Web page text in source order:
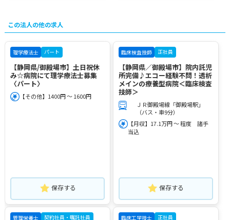
この法人の他の求人
理学療法士 パート
【静岡県/御殿場市】土日祝休
み☆病院にて理学療法士募集
〈パート〉
【その他】1400円 ～ 1600円
保存する
臨床検査技師 正社員
【静岡県／御殿場市】院内託児
所完備♪エコー経験不問！透析
メインの療養型病院＜臨床検査
技師＞
ＪＲ御殿場線「御殿場駅」
（バス・車9分）
【月収】17.1万円 ～ 程度 諸手
当込
保存する
管理栄養士 契約社員・嘱託社員 臨床工学技士 正社員